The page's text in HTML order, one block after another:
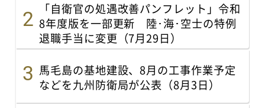
「自衛官の処遇改善パンフレット」令和
8年度版を一部更新 陸･海･空士の特例
退職手当に変更（7月29日）
馬毛島の基地建設、8月の工事作業予定
などを九州防衛局が公表（8月3日）